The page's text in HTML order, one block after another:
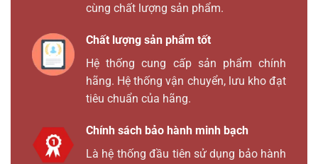
cùng chất lượng sản phẩm.
Chất lượng sản phẩm tốt
Hệ thống cung cấp sản phẩm chính
hãng. Hệ thống vận chuyển, lưu kho đạt
tiêu chuẩn của hãng.
Chính sách bảo hành minh bạch
Là hệ thống đầu tiên sử dụng bảo hành